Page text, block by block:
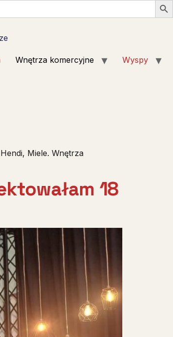
Wnętrza komercyjne Wyspy
Miele. Wnętrza
18